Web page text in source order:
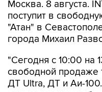
"Атан" в
города Михаил
"Сегодня с 10:00 на
ДТ Ultra, ДТ и Аи-
видам топлива
Развожаев в своем